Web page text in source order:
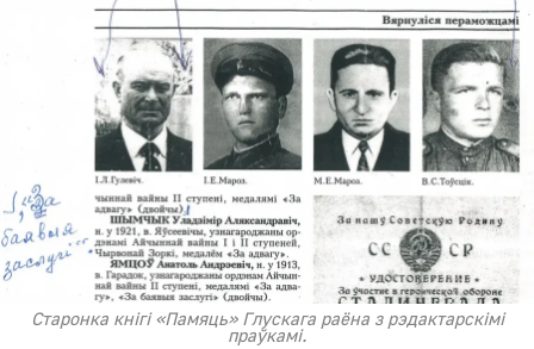
Старонка кнігі «Памяць» Глускага раёна з рэдактарскімі
праўкамі.